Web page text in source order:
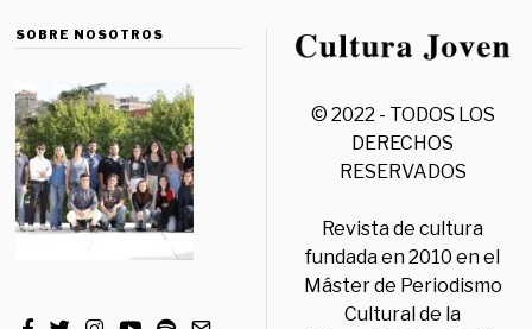
SOBRE NOSOTROS
© 2022 - TODOS LOS
DERECHOS
RESERVADOS
Revista de cultura
fundada en 2010 en el
Máster de Periodismo
Cultural de la